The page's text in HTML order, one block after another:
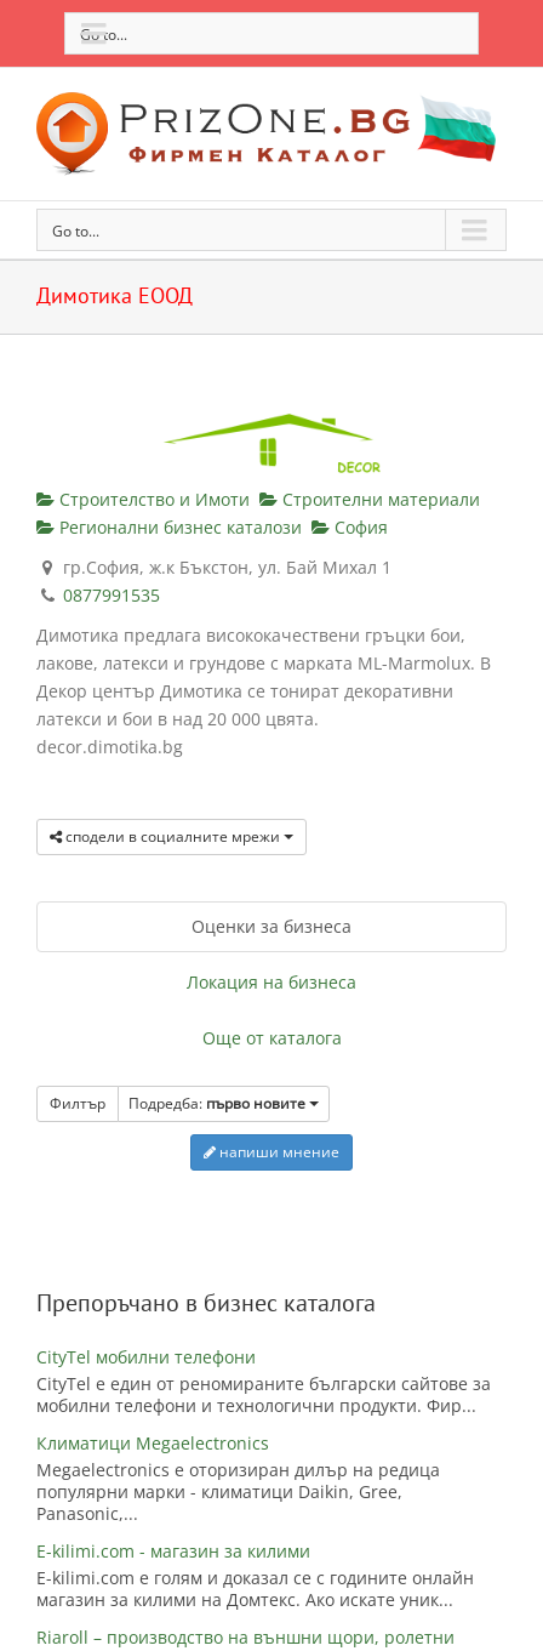
Go to...
Go to...
Димотика ЕООД
Строителство и Имоти
Строителни материали
Регионални бизнес каталози
София
гр.София, ж.к Бъкстон, ул. Бай Михал 1
0877991535
Димотика предлага висококачествени гръцки бои,
лакове, латекси и грундове с марката ML-Marmolux. В
Декор център Димотика се тонират декоративни
латекси и бои в над 20 000 цвята.
decor.dimotika.bg
сподели в социалните мрежи
Оценки за бизнеса
Локация на бизнеса
Още от каталога
Филтър Подредба: първо новите
напиши мнение
Препоръчано в бизнес каталога
CityTel мобилни телефони
CityTel е един от реномираните български сайтове за
мобилни телефони и технологични продукти. Фир...
Климатици Megaelectronics
Megaelectronics е оторизиран дилър на редица
популярни марки - климатици Daikin, Gree,
Panasonic,...
E-kilimi.com - магазин за килими
E-kilimi.com е голям и доказал се с годините онлайн
магазин за килими на Домтекс. Ако искате уник...
Riaroll – производство на външни щори, ролетни